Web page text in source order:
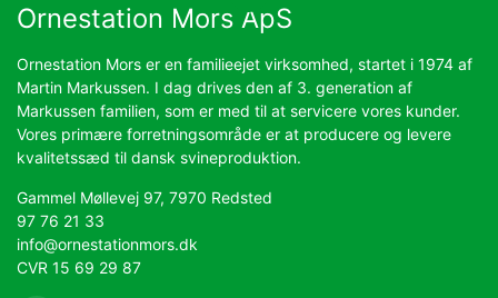
Ornestation Mors ApS
Ornestation Mors er en familieejet virksomhed, startet i 1974 af
Martin Markussen. I dag drives den af 3. generation af
Markussen familien, som er med til at servicere vores kunder.
Vores primære forretningsområde er at producere og levere
kvalitetssæd til dansk svineproduktion.
Gammel Møllevej 97, 7970 Redsted
97 76 21 33
info@ornestationmors.dk
CVR 15 69 29 87